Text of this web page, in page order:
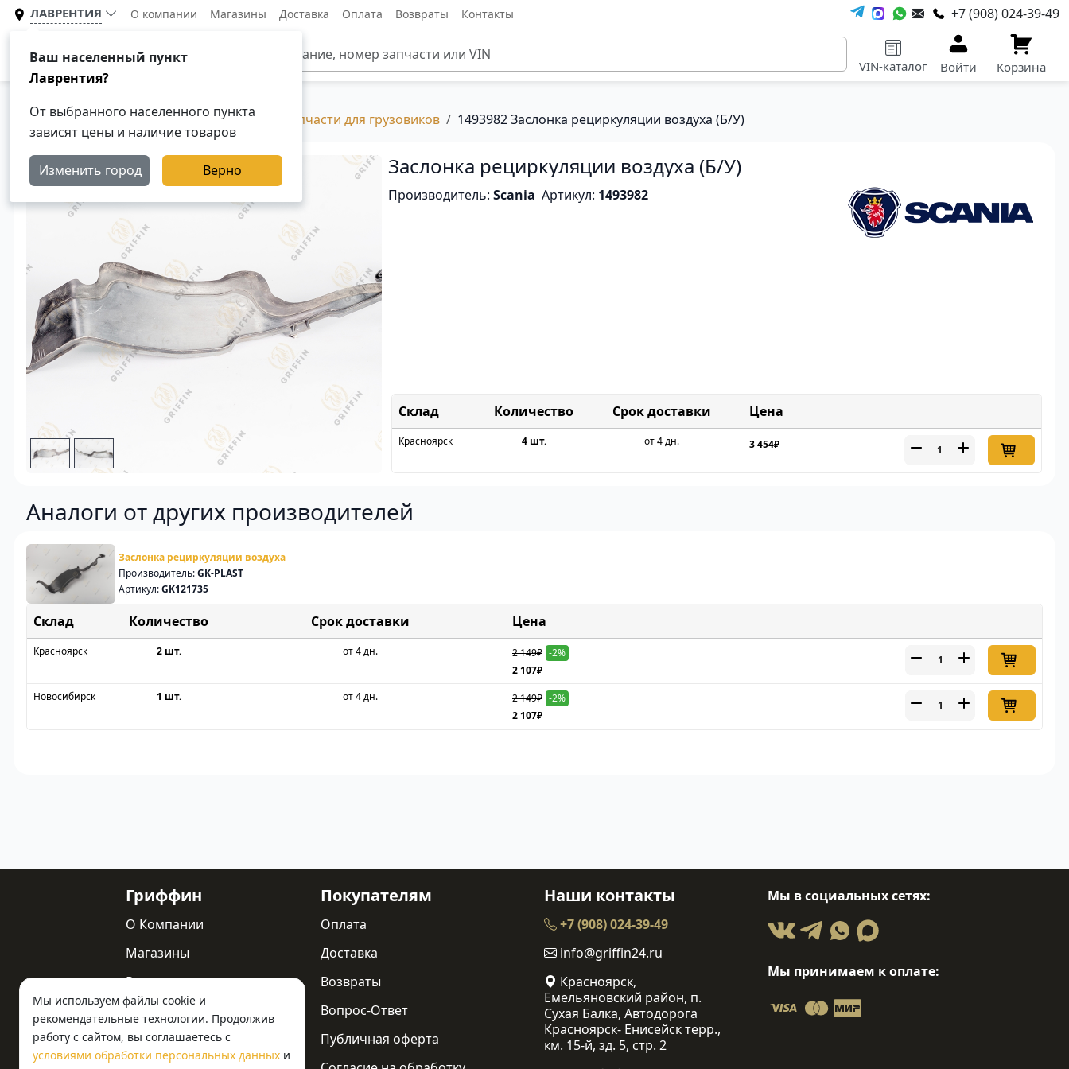
ЛАВРЕНТИЯ
Ваш населенный пункт
Лаврентия?
От выбранного населенного пункта
зависят цены и наличие товаров
Изменить город Верно
О компании Магазины Доставка Оплата Возвраты Контакты +7 (908) 024-39-49
Каталог
VIN-каталог Войти Корзина
Главная Каталог Разборка Скания, Б/У запчасти для грузовиков 1493982 Заслонка рециркуляции воздуха (Б/У)
Заслонка рециркуляции воздуха (Б/У)
Производитель:Scania Артикул: 1493982
Склад Срок доставки Цена
Красноярск 4 шт. от 4 дн. 3 454₽
Аналоги от других производителей
Заслонка рециркуляции воздуха
Производитель:GK-PLAST
Артикул:GK121735
Склад Срок доставки Цена
Красноярск 2 шт. от 4 дн. 2 149₽ -2%
2 107₽
Новосибирск
1 шт. от 4 дн. 2 149₽ -2%
2 107₽
Мы используем файлы cookie и
рекомендательные технологии. Продолжив
работу с сайтом, вы соглашаетесь с
условиями обработки персональных данных и
Гриффин
О Компании
Магазины
Реквизиты
Статьи
Новости
Покупателям
Оплата
Доставка
Возвраты
Вопрос-Ответ
Публичная оферта
Наши контакты
+7 (908) 024-39-49
info@griffin24.ru
Красноярск,
Емельяновский район, п.
Сухая Балка, Автодорога
Красноярск- Енисейск терр.,
км. 15-й, зд. 5, стр. 2
Мы в социальных сетях:
Мы принимаем к оплате: